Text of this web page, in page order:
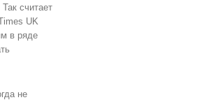
считает
UK
в ряде
не